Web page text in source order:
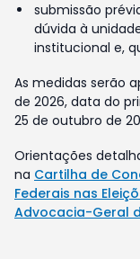
submissão
dúvida à
institucional e,
As medidas serão
de 2026, data do
25 de outubro de
Orientações
na Cartilha de
Federais nas
Advocacia-Geral